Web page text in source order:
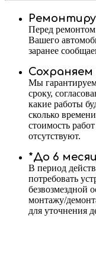
Перед ремонтом
Вашего
заранее
Мы
сроку,
какие работы
сколько
стоимость
отсутствуют.
*До 6
В период
потребовать
безвозмездной
монтажу/
для уточнения